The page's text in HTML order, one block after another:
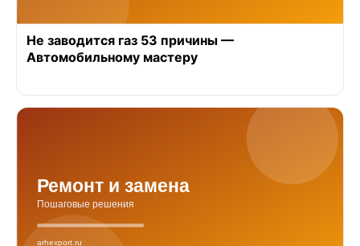
Не заводится газ 53 причины —
Автомобильному мастеру